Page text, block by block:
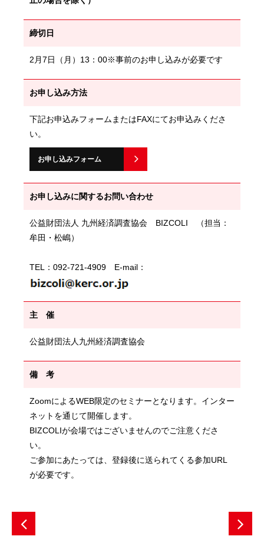
締切日
2月7日（月）13：00※事前のお申し込みが必要です
お申し込み方法
下記お申込みフォームまたはFAXにてお申込みくださ
い。
お申し込みフォーム
お申し込みに関するお問い合わせ
公益財団法人 九州経済調査協会 BIZCOLI （担当：
牟田・松嶋）
TEL：092-721-4909 E-mail：
主 催
公益財団法人九州経済調査協会
備 考
ZoomによるWEB限定のセミナーとなります。インター
ネットを通じて開催します。
BIZCOLIが会場ではございませんのでご注意くださ
い。
ご参加にあたっては、登録後に送られてくる参加URL
が必要です。